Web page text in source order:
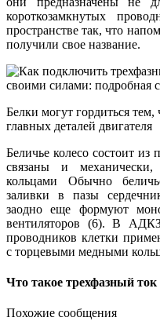
короткозамкнутых
пространстве так, что
получили свое название.
Белки могут гордиться тем,
главных деталей двигателя
Беличье колесо состоит
связаны и
кольцами Обычно
заливки в пазы
заодно еще формуют
вентиляторов (6). В
проводников клетки
с торцевыми медными
Что такое трехфазный ток
Похожие сообщения